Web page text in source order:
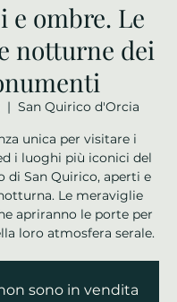
e ombre. Le
notturne dei
  |
San Quirico d'Orcia
unica per visitare i
i luoghi più iconici del
di San Quirico, aperti e
Le meraviglie
apriranno le porte per
loro atmosfera serale.
sono in vendita